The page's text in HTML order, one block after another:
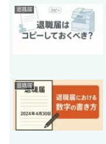
退職届
退職届